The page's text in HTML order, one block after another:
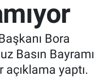
Bora
Basın Bayramı
açıklama yaptı.